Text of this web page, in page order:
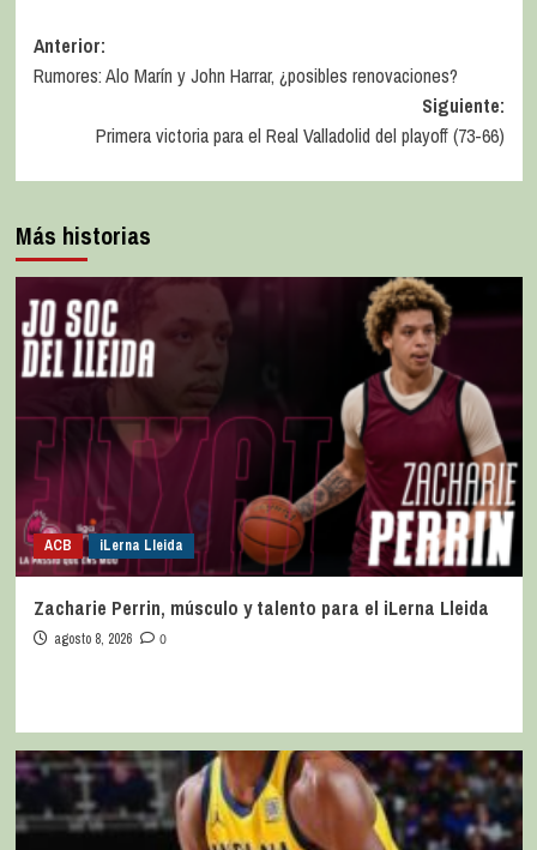
Anterior:
Rumores: Alo Marín y John Harrar, ¿posibles renovaciones?
Siguiente:
Primera victoria para el Real Valladolid del playoff (73-66)
Más historias
ACB iLerna Lleida
Zacharie Perrin, músculo y talento para el iLerna Lleida
agosto 8, 2026 0